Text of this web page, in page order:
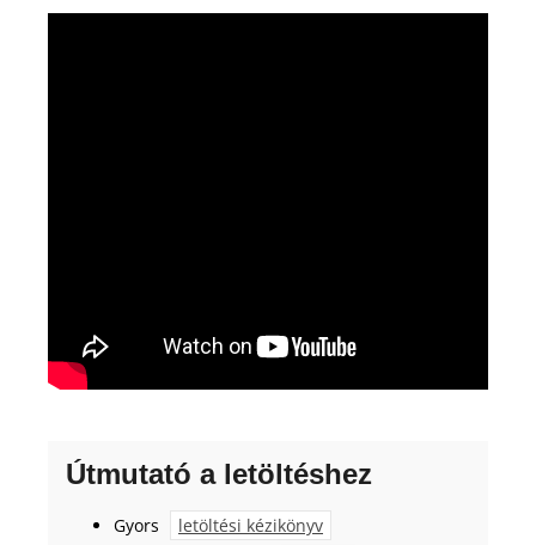
Útmutató a letöltéshez
Gyors
letöltési kézikönyv